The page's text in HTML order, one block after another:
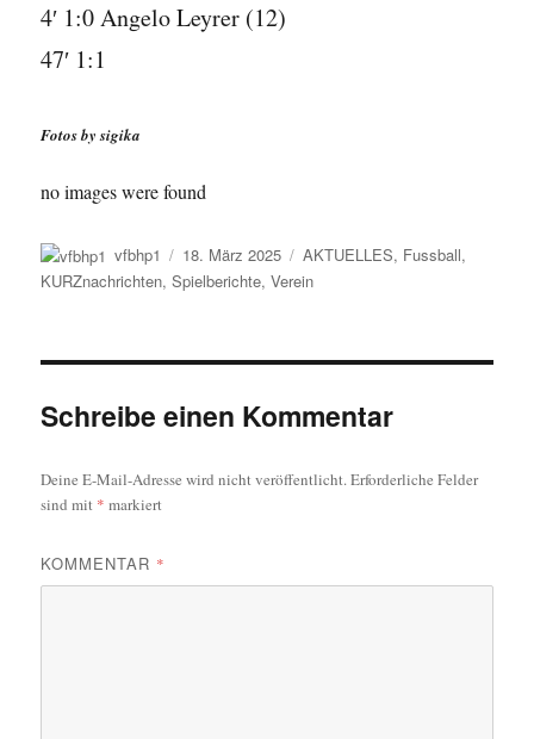
4′ 1:0 Angelo Leyrer (12)
47′ 1:1
Fotos by sigika
no images were found
Autor
vfbhp1
Veröffentlicht
am
18. März 2025 Kategorien
AKTUELLES, Fussball,
KURZnachrichten,Spielberichte,Verein
Schreibe einen Kommentar
Deine E-Mail-Adresse wird nicht veröffentlicht.Erforderliche Felder
sind mit * markiert
KOMMENTAR *